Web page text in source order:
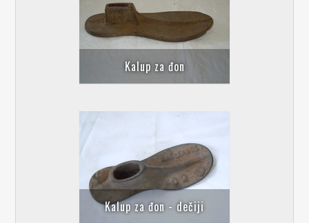
Kalup za đon
Kalup za đon - dečiji